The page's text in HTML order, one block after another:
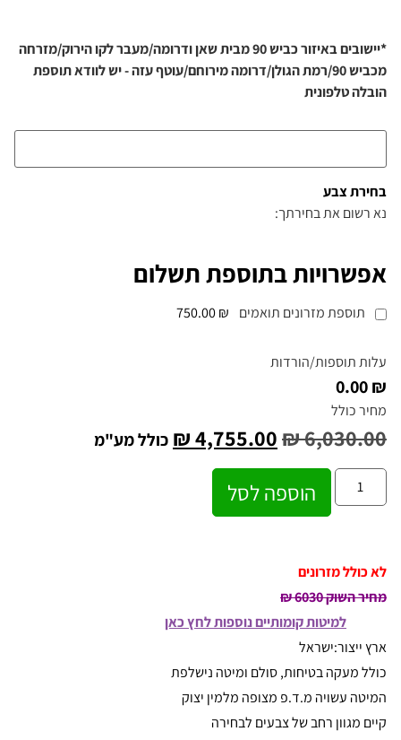
*יישובים באיזור כביש 90 מבית שאן ודרומה/מעבר לקו הירוק/מזרחה
מכביש 90/רמת הגולן/דרומה מירוחם/עוטף עזה - יש לוודא תוספת
הובלה טלפונית
בחירת צבע
נא רשום את בחירתך:
אפשרויות בתוספת תשלום
תוספת מזרונים תואמים ₪ 750.00
עלות תוספות/הורדות
₪ 0.00
מחיר כולל
₪6,030.00
₪4,755.00 כולל מע"מ
הוספה לסל
לא כולל מזרונים
מחיר השוק 6030 ₪
למיטות קומותיים נוספות לחץ כאן
ארץ ייצור:ישראל
כולל מעקה בטיחות, סולם ומיטה נישלפת
המיטה עשויה מ.ד.פ מצופה מלמין יצוק
קיים מגוון רחב של צבעים לבחירה